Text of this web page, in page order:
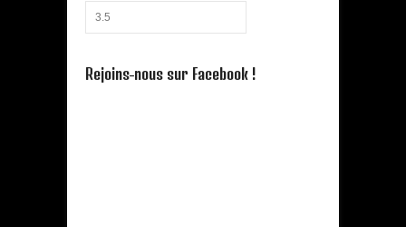
Rejoins-nous sur Facebook !